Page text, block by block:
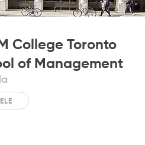
College Toronto
of Management